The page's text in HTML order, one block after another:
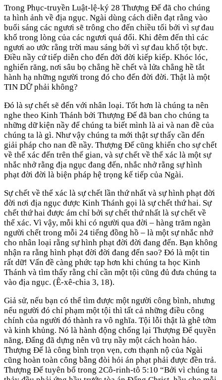
Trong Phục-truyền Luật-lệ-ký 28 Thượng Đế đã cho chúng
ta hình ảnh về địa ngục. Ngài dùng cách diễn đạt rằng vào
buổi sáng các ngươi sẽ trông cho đến chiều tối bởi vì sự đau
khổ trong lòng của các ngươi quá đổi. Khi đêm đến thì các
ngươi ao ước rằng trời mau sáng bởi vì sự đau khổ tột bực.
Điều nầy cứ tiếp diễn cho đến đời đời kiếp kiếp. Khóc lóc,
nghiến răng, nơi sâu bọ chẳng hề chết và lửa chẳng hề tắt
hành hạ những người trong đó cho đến đời đời. Thật là một
TIN DỮ phải không?
Đó là sự chết sẽ đến với nhân loại. Tốt hơn là chúng ta nên
nghe theo Kinh Thánh bởi Thượng Đế đã ban cho chúng ta
những dữ kiện nầy để chúng ta biết mình là ai và nan đề của
chúng ta là gì. Như vậy chúng ta mới thật sự thấy cần đến
giải pháp cho nan đề nầy. Thượng Đế cũng khiến cho sự chết
về thể xác đến trên thế gian, và sự chết về thể xác là một sự
nhắc nhở rằng địa ngục đang đến, nhắc nhở rằng sự hình
phạt đời đời là biện pháp hệ trọng kế tiếp của Ngài.
Sự chết về thể xác là sự chết lần thứ nhất và sự hình phạt đời
đời nơi địa ngục được Kinh Thánh gọi là sự chết thứ hai. Sự
chết thứ hai được ám chỉ bởi sự chết thứ nhất là sự chết về
thể xác. Vì vậy, mỗi khi có người qua đời – hàng trăm ngàn
người chết trong mỗi 24 tiếng đồng hồ – là một sự nhắc nhở
cho nhân loại rằng sự hình phạt đời đời đang đến. Bạn không
nhận ra rằng hình phạt đời đời đang đến sao? Đó là một tin
rất dữ! Vấn đề càng phức tạp hơn khi chúng ta học Kinh
Thánh và tìm thấy rằng chỉ cần một tội cũng đủ đưa chúng ta
vào địa ngục. (Ê-xê-chia 3, 18).
Giả sử, nếu bạn có thể tìm được một người công bình, nhưng
nếu người đó chỉ phạm một tội thì tất cả những điều công
chính của người đó thành ra vô nghĩa. Tội lỗi thật là ghê tởm
và kinh khủng. Nó là hành động chống lại Thượng Đế quyền
năng, Đấng đã dựng nên vũ trụ nầy một cách hoàn hảo.
Thượng Đế là công bình trọn vẹn, cơn thạnh nộ của Ngài
cũng hoàn toàn công bằng đòi hỏi án phạt phải được đền trả.
Thượng Đế tuyên bố trong 2Cô-rinh-tô 5:10 “Bởi vì chúng ta